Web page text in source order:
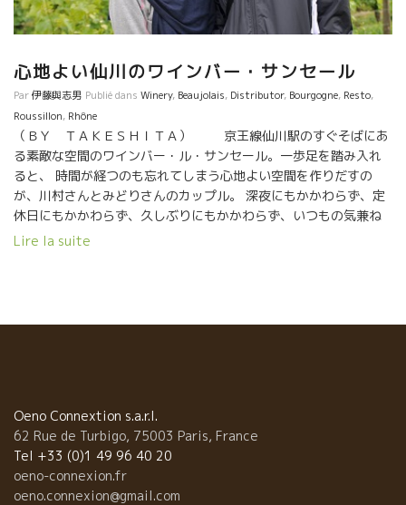
心地よい仙川のワインバー・サンセール
Par伊藤與志男 Publié dans Winery, Beaujolais, Distributor, Bourgogne, Resto,
Roussillon, Rhône
（ＢＹ ＴＡＫＥＳＨＩＴＡ） 京王線仙川駅のすぐそばにあ
る素敵な空間のワインバー・ル・サンセール。一歩足を踏み入れ
ると、 時間が経つのも忘れてしまう心地よい空間を作りだすの
が、川村さんとみどりさんのカップル。 深夜にもかかわらず、定
休日にもかかわらず、久しぶりにもかかわらず、いつもの気兼ね
ない雰囲気で迎えてくれた。 急きょの深夜オープンにもかかわら
た。 そこからミッシェル・オジェ時代のメゾン・ブリュレ、 もち
ろんサンセールは必須訪問でセバスチャン・リフォー、ブルゴー
ニュに行ってエマニュエル・ジブロ、 ラトー、フィリップ・パカ
レ、ドミニク・ドゥラン、 ボジョレーはデコンブ、石川研修中の
ラピエール、ラパリュ、 そしてダール・エ・リボ、マルセル・リ
Lire la suite
Oeno Connextion s.a.r.l.
62 Rue de Turbigo, 75003 Paris, France
Tel +33 (0)1 49 96 40 20
oeno-connexion.fr
oeno.connexion@gmail.com